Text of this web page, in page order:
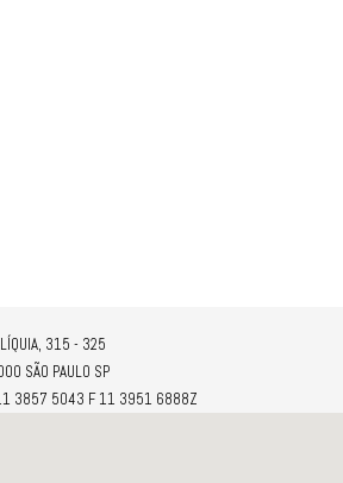
315 - 325
SÃO PAULO SP
3857 5043 F 11 3951 6888Z